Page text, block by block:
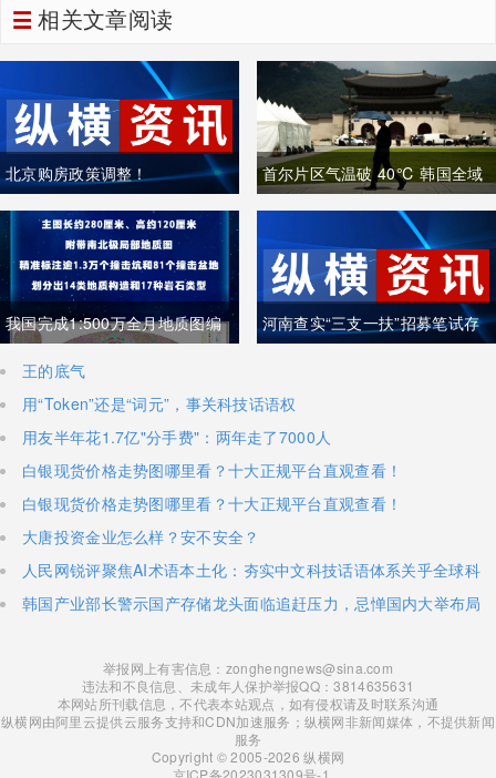
相关文章阅读
北京购房政策调整！
首尔片区气温破 40℃ 韩国全域
重度高温致多人中暑遇难
我国完成1:500万全月地质图编
制 三大创新重塑月球地质认知体
河南查实“三支一扶”招募笔试存
王的底气
用“Token”还是“词元”，事关科技话语权
用友半年花1.7亿"分手费"：两年走了7000人
白银现货价格走势图哪里看？十大正规平台直观查看！
白银现货价格走势图哪里看？十大正规平台直观查看！
大唐投资金业怎么样？安不安全？
人民网锐评聚焦AI术语本土化：夯实中文科技话语体系关乎全球科
韩国产业部长警示国产存储龙头面临追赶压力，忌惮国内大举布局
举报网上有害信息：zonghengnews@sina.com
违法和不良信息、未成年人保护举报QQ：3814635631
本网站所刊载信息，不代表本站观点，如有侵权请及时联系沟通
纵横网由阿里云提供云服务支持和CDN加速服务；纵横网非新闻媒体，不提供新闻
服务
Copyright © 2005-2026 纵横网
京ICP备2023031309号-1